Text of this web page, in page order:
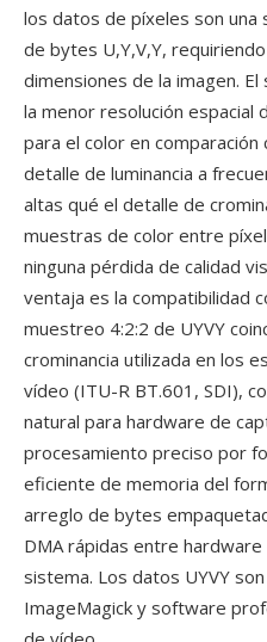
los datos de píxeles son una
de bytes U,Y,V,Y,
dimensiones de la imagen.
la menor resolución espacial
para el color en
detalle de luminancia a
altas qué el detalle de
muestras de color entre
ninguna pérdida de calidad
ventaja es la compatibilidad
muestreo 4:2:2 de UYVY
crominancia utilizada en los
vídeo (ITU-R BT.601, SDI),
natural para hardware de
procesamiento preciso por
eficiente de memoria del
arreglo de bytes
DMA rápidas entre
sistema. Los datos UYVY
ImageMagick y software